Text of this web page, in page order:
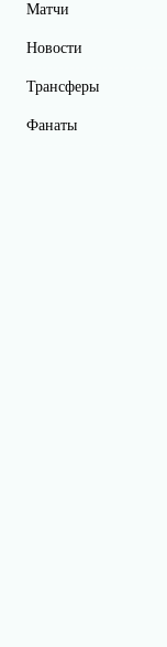
Матчи
Новости
Трансферы
Фанаты